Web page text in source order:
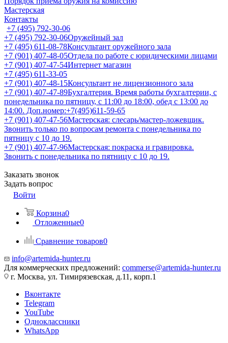
Мастерская
Контакты
+7 (495) 792-30-06
+7 (495) 792-30-06Оружейный зал
+7 (495) 611-08-78Консультант оружейного зала
+7 (901) 407-48-05Отдела по работе с юридическими лицами
+7 (901) 407-47-54Интернет магазин
+7 (495) 611-33-05
+7 (901) 407-48-15Консультант не лицензионного зала
+7 (901) 407-47-89Бухгалтерия. Время работы бухгалтерии, с
понедельника по пятницу, с 11:00 до 18:00, обед с 13:00 до
14:00. Доп.номер:+7(495)611-59-65
+7 (901) 407-47-56Мастерская: слесарь/мастер-ложевщик.
Звонить только по вопросам ремонта с понедельника по
пятницу с 10 до 19.
+7 (901) 407-47-96Мастерская: покраска и гравировка.
Звонить с понедельника по пятницу с 10 до 19.
Заказать звонок
Задать вопрос
Войти
Корзина0
Отложенные0
Сравнение товаров0
info@artemida-hunter.ru
Для коммерческих предложений: commerse@artemida-hunter.ru
г. Москва, ул. Тимирязевская, д.11, корп.1
Вконтакте
Telegram
YouTube
Одноклассники
WhatsApp